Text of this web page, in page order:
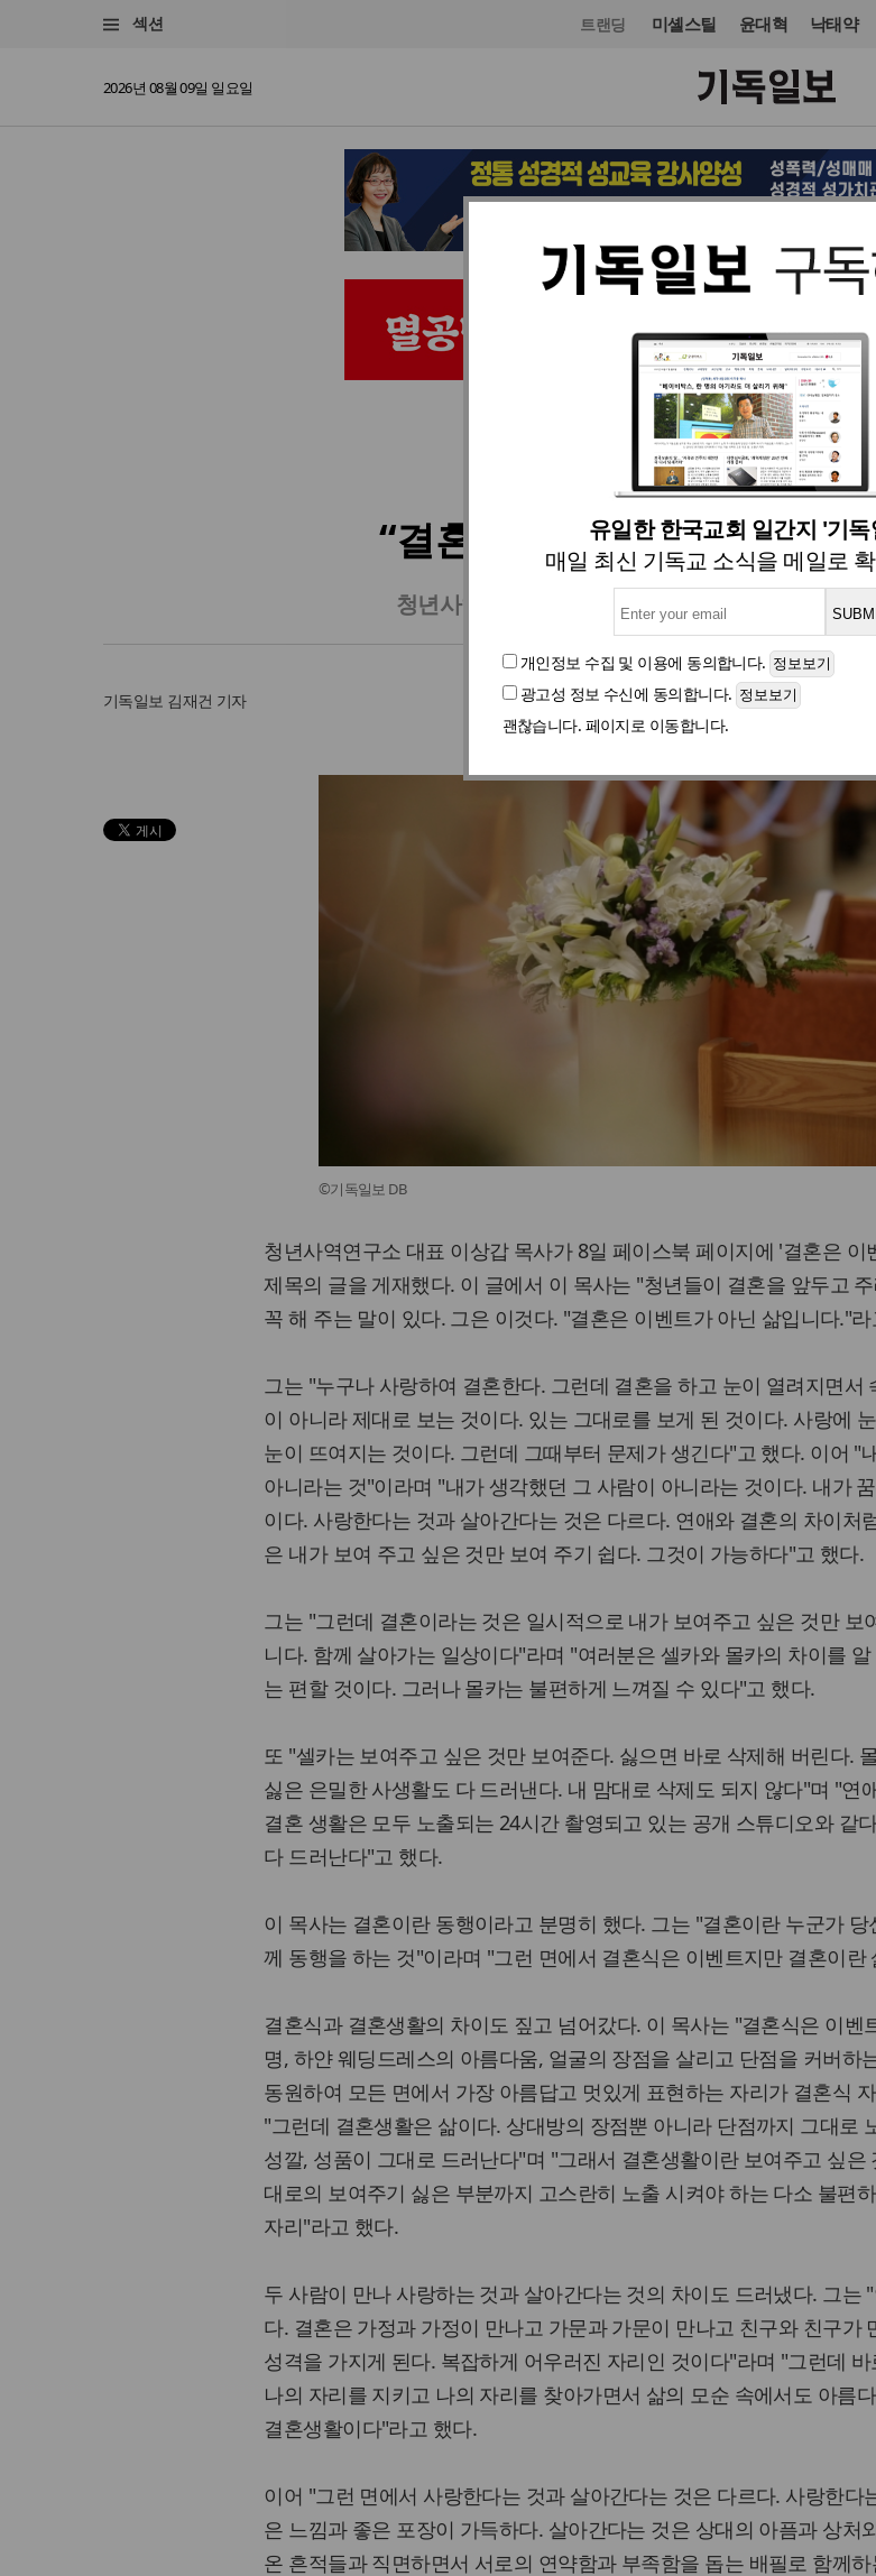
섹션 트랜딩 미셸스틸 윤대혁 낙태약
2026년 08월 09일 일요일
유일한 한국교회 일간지 '기
매일 최신 기독교 소식을 메일로
개인정보 수집 및 이용에 동의합니다.
광고성 정보 수신에 동의합니다.
괜찮습니다. 페이지로 이동합니다.
문화 입력 2021. 05. 10 11:47
“결혼은 이벤트가 아닌, 지속
청년사역연구소 이상갑 대표가 전하는 결혼을 앞
기독일보 김재건 기자
©기독일보 DB
청년사역연구소 대표 이상갑 목사가 8일 페이스북 페이지에 '결혼은 이
제목의 글을 게재했다. 이 글에서 이 목사는 "청년들이 결혼을 앞두고
꼭 해 주는 말이 있다. 그은 이것다. "결혼은 이벤트가 아닌 삶입니다."
그는 "누구나 사랑하여 결혼한다. 그런데 결혼을 하고 눈이 열려지면서
이 아니라 제대로 보는 것이다. 있는 그대로를 보게 된 것이다. 사랑에
눈이 뜨여지는 것이다. 그런데 그때부터 문제가 생긴다"고 했다. 이어 "
아니라는 것"이라며 "내가 생각했던 그 사람이 아니라는 것이다. 내가
이다. 사랑한다는 것과 살아간다는 것은 다르다. 연애와 결혼의 차이처
은 내가 보여 주고 싶은 것만 보여 주기 쉽다. 그것이 가능하다"고 했다.
그는 "그런데 결혼이라는 것은 일시적으로 내가 보여주고 싶은 것만 보
니다. 함께 살아가는 일상이다"라며 "여러분은 셀카와 몰카의 차이를
는 편할 것이다. 그러나 몰카는 불편하게 느껴질 수 있다"고 했다.
또 "셀카는 보여주고 싶은 것만 보여준다. 싫으면 바로 삭제해 버린다.
싫은 은밀한 사생활도 다 드러낸다. 내 맘대로 삭제도 되지 않다"며 "연
결혼 생활은 모두 노출되는 24시간 촬영되고 있는 공개 스튜디오와 같
다 드러난다"고 했다.
이 목사는 결혼이란 동행이라고 분명히 했다. 그는 "결혼이란 누군가
께 동행을 하는 것"이라며 "그런 면에서 결혼식은 이벤트지만 결혼이란
결혼식과 결혼생활의 차이도 짚고 넘어갔다. 이 목사는 "결혼식은 이벤
명, 하얀 웨딩드레스의 아름다움, 얼굴의 장점을 살리고 단점을 커버하
동원하여 모든 면에서 가장 아름답고 멋있게 표현하는 자리가 결혼식
"그런데 결혼생활은 삶이다. 상대방의 장점뿐 아니라 단점까지 그대로
성깔, 성품이 그대로 드러난다"며 "그래서 결혼생활이란 보여주고 싶은
대로의 보여주기 싫은 부분까지 고스란히 노출 시켜야 하는 다소 불편
자리"라고 했다.
두 사람이 만나 사랑하는 것과 살아간다는 것의 차이도 드러냈다. 그는
다. 결혼은 가정과 가정이 만나고 가문과 가문이 만나고 친구와 친구가
성격을 가지게 된다. 복잡하게 어우러진 자리인 것이다"라며 "그런데
나의 자리를 지키고 나의 자리를 찾아가면서 삶의 모순 속에서도 아름
결혼생활이다"라고 했다.
이어 "그런 면에서 사랑한다는 것과 살아간다는 것은 다르다. 사랑한다
은 느낌과 좋은 포장이 가득하다. 살아간다는 것은 상대의 아픔과 상처
온 흔적들과 직면하면서 서로의 연약함과 부족함을 돕는 배필로 함께